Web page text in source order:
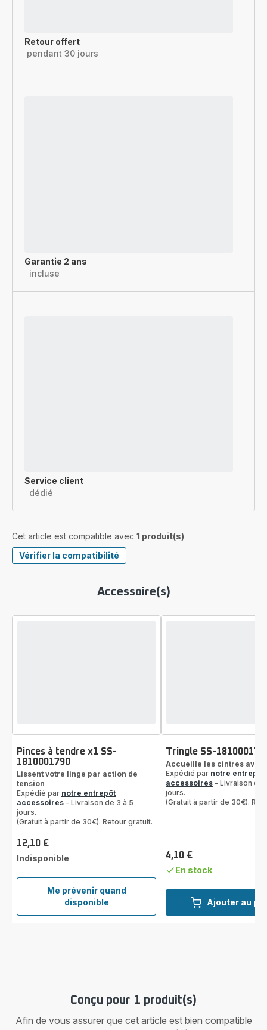
Retour offert
pendant 30 jours
Garantie 2 ans
incluse
Service client
dédié
Cet article est compatible avec 1 produit(s)
Vérifier la compatibilité
Accessoire(s)
Me prévenir quand
disponible
Pinces
à
Pinces à tendre x1 SS-
1810001790
Lissent votre linge par action de
tension
Expédié par notre entrepôt
accessoires - Livraison de 3 à 5
jours.
(Gratuit à partir de 30€). Retour gratuit.
Prix
12,10 €
Indisponible
Ajouter au
Tringle SS-
Accueille les cintres avec
Expédié par notre entrepôt
accessoires - Livraison de
jours.
(Gratuit à partir de 30€).
Prix
4,10 €
En stock
Conçu pour 1 produit(s)
Afin de vous assurer que cet article est bien compatible